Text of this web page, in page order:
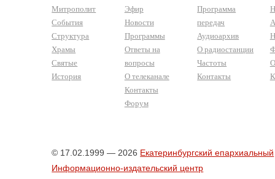
Митрополит
События
Структура
Храмы
Святые
История
Эфир
Новости
Программы
Ответы на
вопросы
О телеканале
Контакты
Форум
Программа
передач
Аудиоархив
О радиостанции
Частоты
Контакты
© 17.02.1999 — 2026 Екатеринбургский епархиальный
Информационно-издательский центр